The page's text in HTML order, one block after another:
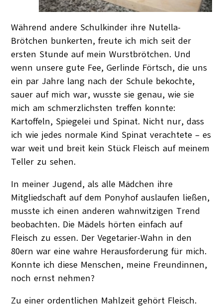
Während andere Schulkinder ihre Nutella-
Brötchen bunkerten, freute ich mich seit der
ersten Stunde auf mein Wurstbrötchen. Und
wenn unsere gute Fee, Gerlinde Förtsch, die uns
ein par Jahre lang nach der Schule bekochte,
sauer auf mich war, wusste sie genau, wie sie
mich am schmerzlichsten treffen konnte:
Kartoffeln, Spiegelei und Spinat. Nicht nur, dass
ich wie jedes normale Kind Spinat verachtete – es
war weit und breit kein Stück Fleisch auf meinem
Teller zu sehen.
In meiner Jugend, als alle Mädchen ihre
Mitgliedschaft auf dem Ponyhof auslaufen ließen,
musste ich einen anderen wahnwitzigen Trend
beobachten. Die Mädels hörten einfach auf
Fleisch zu essen. Der Vegetarier-Wahn in den
80ern war eine wahre Herausforderung für mich.
Konnte ich diese Menschen, meine Freundinnen,
noch ernst nehmen?
Zu einer ordentlichen Mahlzeit gehört Fleisch.